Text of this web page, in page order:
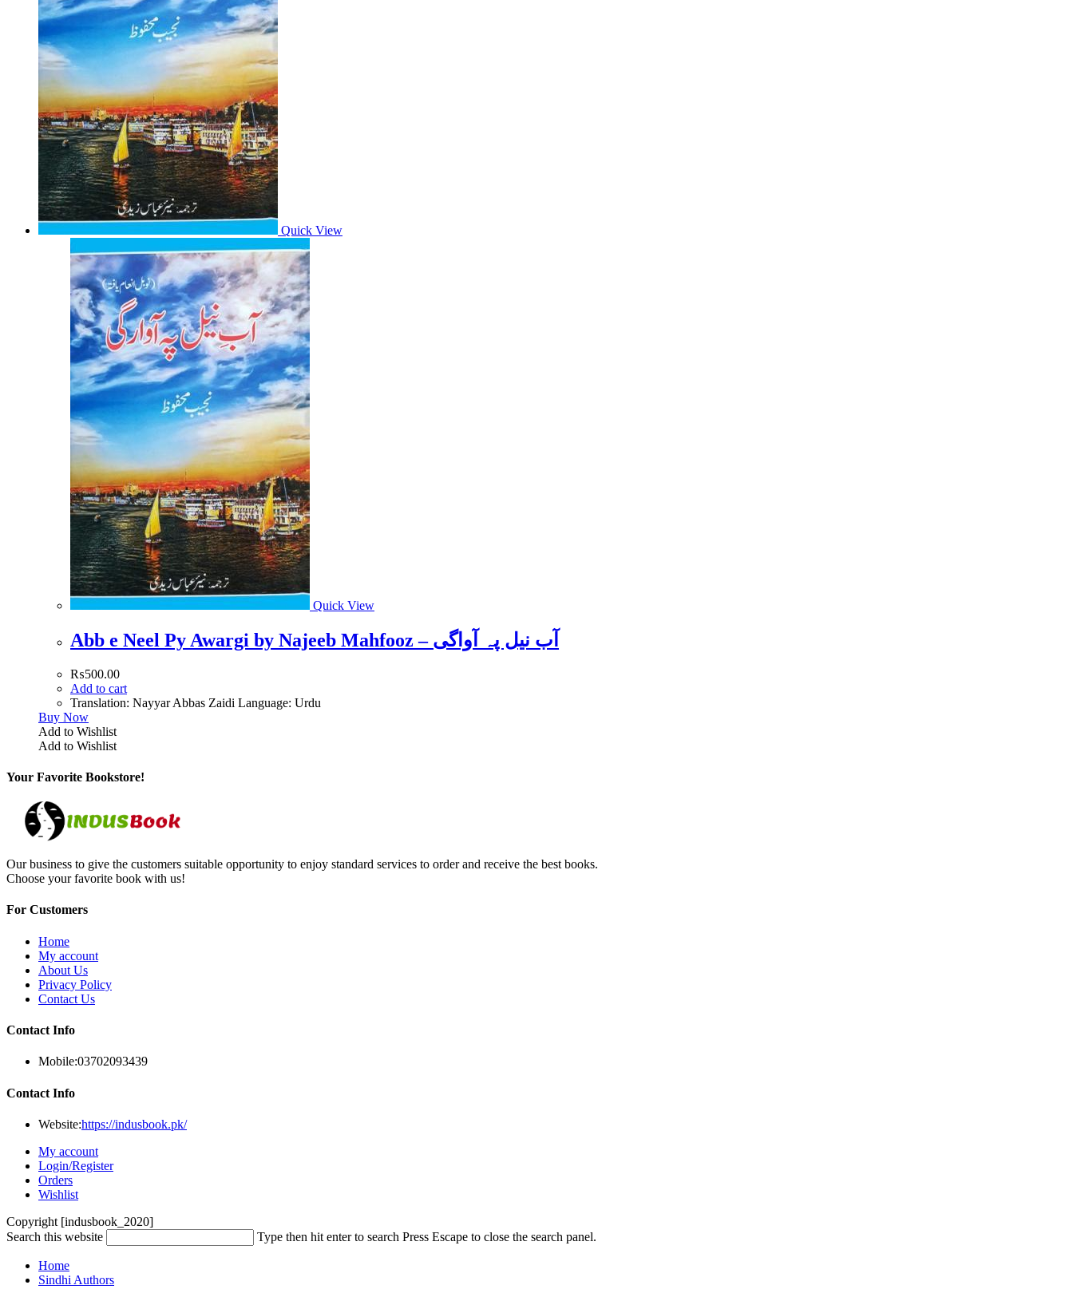
Quick View
Quick View
Abb e Neel Py Awargi by Najeeb Mahfooz – آب نیل پہ آواگی
₨500.00
Add to cart
Translation: Nayyar Abbas Zaidi Language: Urdu
Buy Now
Add to Wishlist
Add to Wishlist
Your Favorite Bookstore!
Our business to give the customers suitable opportunity to enjoy standard services to order and receive the best books.
Choose your favorite book with us!
For Customers
Home
My account
About Us
Privacy Policy
Contact Us
Contact Info
Mobile:03702093439
Contact Info
Website:https://indusbook.pk/
My account
Login/Register
Orders
Wishlist
Copyright [indusbook_2020]
Search this website
Type then hit enter to search Press Escape to close the search panel.
Home
Sindhi Authors